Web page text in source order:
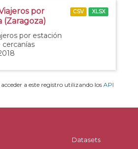
por
(Zaragoza)
por estación
CSV XLSX
a este registro utilizando los API
Datasets